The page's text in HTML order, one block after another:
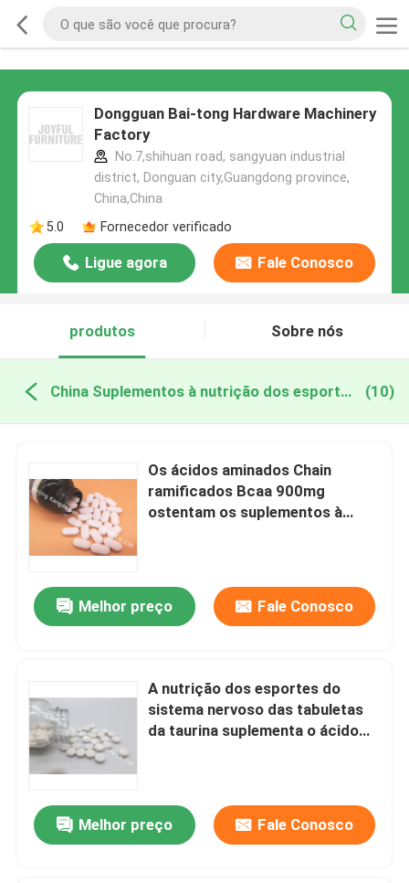
Dongguan Bai-tong Hardware Machinery
Factory
No.7,shihuan road, sangyuan industrial
district, Donguan city,Guangdong province,
China,China
5.0
Fornecedor verificado
Ligue agora Fale Conosco
produtos Sobre nós
China Suplementos à nutrição dos esportes (10)
Os ácidos aminados Chain
ramificados Bcaa 900mg
ostentam os suplementos à
Melhor preço Fale Conosco
A nutrição dos esportes do
sistema nervoso das tabuletas
da taurina suplementa o ácido
Melhor preço Fale Conosco